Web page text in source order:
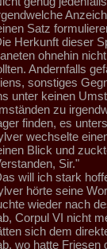
Satz
Herkunft dieser
ohnehin
Andernfalls
sonstiges
unter keinen
zu
finden, es
wechselte
Blick und
Sir."
will ich stark
hörte seine
wieder nach
Corpul VI nicht
sich dem
wo hatte Friesen